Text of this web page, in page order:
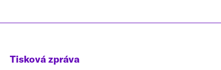
Tisková zpráva